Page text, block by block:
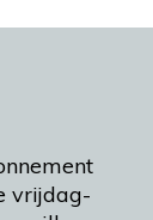
vrijdag-